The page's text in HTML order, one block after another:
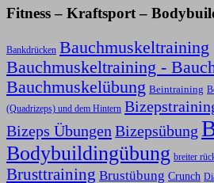
Fitness – Kraftsport –
Bankdrücken Bauchmuskeltraining
Bauchmuskeltraining -
Bauchmuskelübung Beintraining
(Quadrizeps) und dem Hintern
Bizeps Übungen Bizepsübung
Bodybuildingübung breiter
Brusttraining Brustübung Crunch